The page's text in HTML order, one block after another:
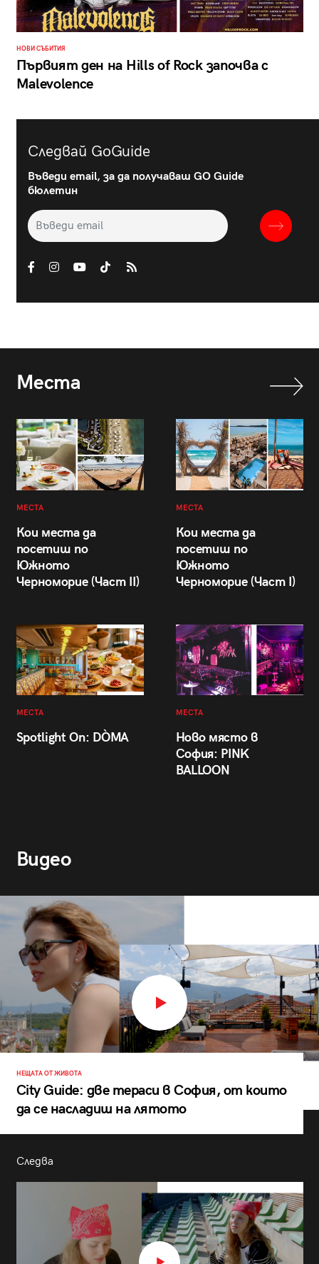
НОВИ СЪБИТИЯ
Първият ден на Hills of Rock започва с
Malevolence
Следвай GoGuide
Въведи email, за да получаваш GO Guide
бюлетин
Места
МЕСТА
Кои места да
посетиш по
Южното
Черноморие (Част II)
МЕСТА
Кои места да
посетиш по
Южното
Черноморие (Част I)
МЕСТА
Spotlight On: DÒMA
МЕСТА
Ново място в
София: PINK
BALLOON
Видео
НЕЩАТА ОТ ЖИВОТА
City Guide: две тераси в София, от които
да се насладиш на лятото
Следва